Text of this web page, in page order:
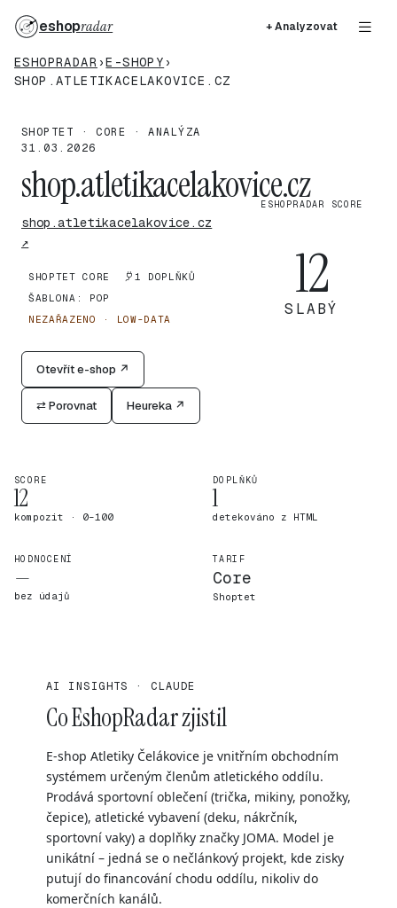
eshopradar + Analyzovat
ESHOPRADAR ›E-SHOPY ›
SHOP.ATLETIKACELAKOVICE.CZ
SHOPTET · CORE · ANALÝZA
31.03.2026
shop.atletikacelakovice.cz
shop.atletikacelakovice.cz
↗
SHOPTET CORE
1 DOPLŇKŮ
ŠABLONA: POP
NEZAŘAZENO · LOW-DATA
Otevřít e-shop ↗
⇄ Porovnat Heureka ↗
ESHOPRADAR SCORE
12
SLABÝ
SCORE
12
kompozit · 0–100
DOPLŇKŮ
1
detekováno z HTML
HODNOCENÍ
—
bez údajů
TARIF
Core
Shoptet
AI INSIGHTS · CLAUDE
Co EshopRadar zjistil
E-shop Atletiky Čelákovice je vnitřním obchodním
systémem určeným členům atletického oddílu.
Prodává sportovní oblečení (trička, mikiny, ponožky,
čepice), atletické vybavení (deku, nákrčník,
sportovní vaky) a doplňky značky JOMA. Model je
unikátní – jedná se o nečlánkový projekt, kde zisky
putují do financování chodu oddílu, nikoliv do
komerčních kanálů.